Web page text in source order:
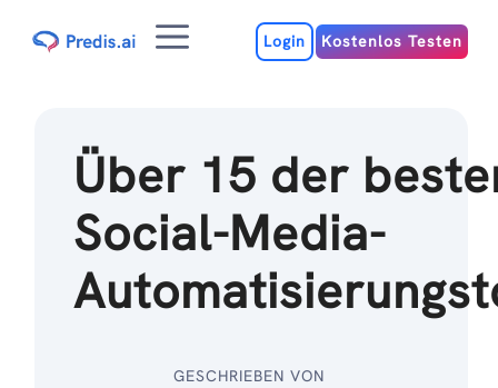
Inhalt
MenuLogin Kostenlos Testen
Über 15 der
Social-Media-
GESCHRIEBEN VON